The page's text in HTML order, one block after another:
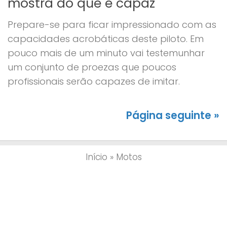
Prepare-se para ficar impressionado com as
capacidades acrobáticas deste piloto. Em
pouco mais de um minuto vai testemunhar
um conjunto de proezas que poucos
profissionais serão capazes de imitar.
Página seguinte »
Início » Motos